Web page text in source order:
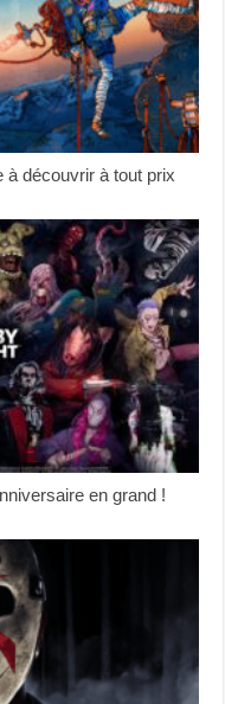
à découvrir à tout prix
en grand !